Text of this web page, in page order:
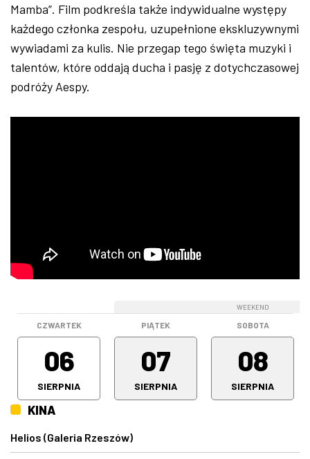
Mamba”. Film podkreśla także indywidualne występy
każdego członka zespołu, uzupełnione ekskluzywnymi
wywiadami za kulis. Nie przegap tego święta muzyki i
talentów, które oddają ducha i pasję z dotychczasowej
podróży Aespy.
CZWARTEK
06
SIERPNIA
PIĄTEK
07
SIERPNIA
WEEKEND
SOBOTA
08
SIERPNIA
KINA
Helios (Galeria Rzeszów)